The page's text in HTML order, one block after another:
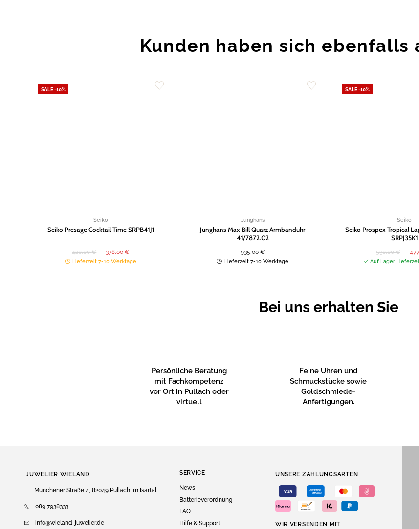
Kunden haben sich ebenfalls
SALE -10%
Seiko
Seiko Presage Cocktail Time SRPB41J1
420,00€ Ursprünglicher
Preis
war:
420,00 €
378,00 €Aktueller
Preis
ist:
378,00 €.
Lieferzeit 7-10 Werktage
Junghans
Junghans Max Bill Quarz Armbanduhr
41/7872.02
935,00 €
Lieferzeit 7-10 Werktage
SALE -10%
Seiko
Seiko Prospex Tropical
SRPJ35K1
530,00€
Preis
war:
Auf Lager
Bei uns erhalten Sie
Persönliche Beratung
mit Fachkompetenz
vor Ort in Pullach oder
virtuell
Feine Uhren und
Schmuckstücke sowie
Goldschmiede-
Anfertigungen.
JUWELIER WIELAND
Münchener Straße 4, 82049 Pullach im Isartal
089 7938333
info@wieland-juwelier.de
SERVICE
News
Batterieverordnung
FAQ
Hilfe & Support
UNSERE ZAHLUNGSARTEN
WIR VERSENDEN MIT